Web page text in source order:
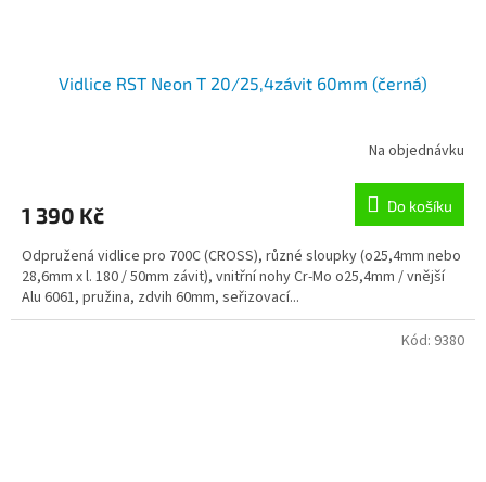
Vidlice RST Neon T 20/25,4závit 60mm (černá)
Na objednávku
1 390 Kč Do košíku
Odpružená vidlice pro 700C (CROSS), různé sloupky (o25,4mm nebo
28,6mm x l. 180 / 50mm závit), vnitřní nohy Cr-Mo o25,4mm / vnější
Alu 6061, pružina, zdvih 60mm, seřizovací...
Kód: 9380